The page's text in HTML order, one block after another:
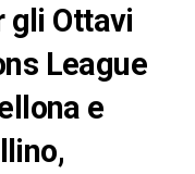
gli Ottavi
League
e